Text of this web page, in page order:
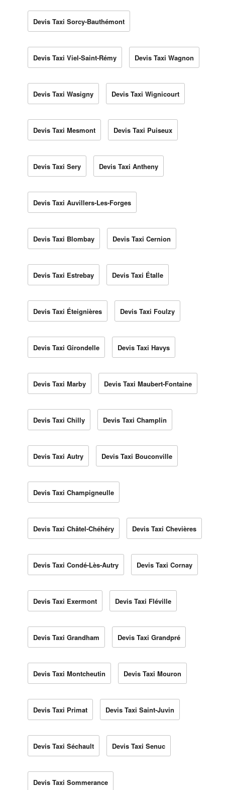
Devis Taxi Sorcy-Bauthémont
Devis Taxi Viel-Saint-Rémy Devis Taxi Wagnon
Devis Taxi Wasigny Devis Taxi Wignicourt
Devis Taxi Mesmont Devis Taxi Puiseux
Devis Taxi Sery Devis Taxi Antheny
Devis Taxi Auvillers-Les-Forges
Devis Taxi Blombay Devis Taxi Cernion
Devis Taxi Estrebay Devis Taxi Étalle
Devis Taxi Éteignières Devis Taxi Foulzy
Devis Taxi Girondelle Devis Taxi Havys
Devis Taxi Marby Devis Taxi Maubert-Fontaine
Devis Taxi Chilly Devis Taxi Champlin
Devis Taxi Autry Devis Taxi Bouconville
Devis Taxi Champigneulle
Devis Taxi Châtel-Chéhéry Devis Taxi Chevières
Devis Taxi Condé-Lès-Autry Devis Taxi Cornay
Devis Taxi Exermont Devis Taxi Fléville
Devis Taxi Grandham Devis Taxi Grandpré
Devis Taxi Montcheutin Devis Taxi Mouron
Devis Taxi Primat Devis Taxi Saint-Juvin
Devis Taxi Séchault Devis Taxi Senuc
Devis Taxi Sommerance